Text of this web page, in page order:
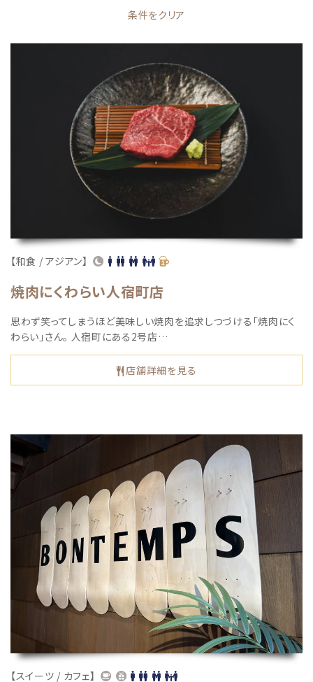
条件をクリア
【和食 / アジアン】
焼肉にくわらい人宿町店
思わず笑ってしまうほど美味しい焼肉を追求しつづける「焼肉にく
わらい」さん。 人宿町にある2号店…
店舗詳細を見る
【スイーツ / カフェ】